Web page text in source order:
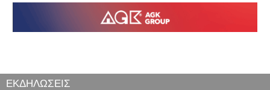
ΕΚΔΗΛΩΣΕΙΣ